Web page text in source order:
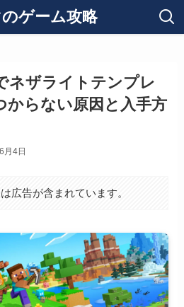
ゲーム攻略
ネザライトテンプレ
からない原因と入手方
月4日
広告が含まれています。